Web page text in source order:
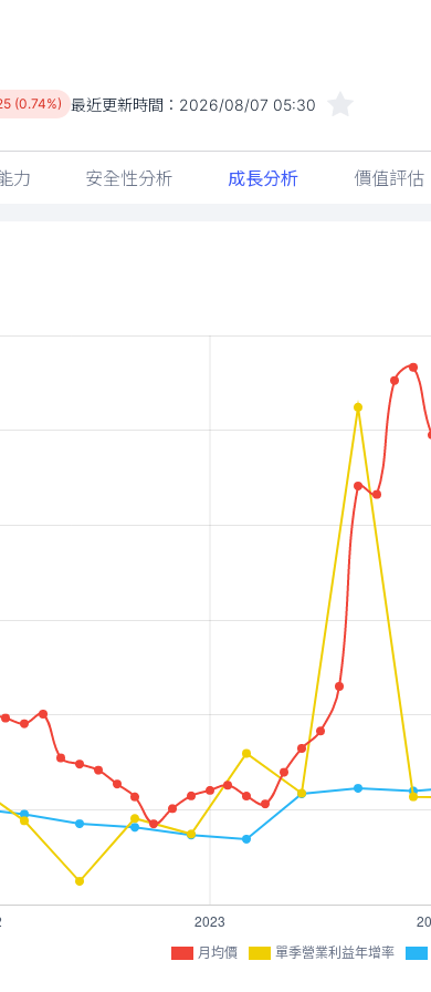
(0.74%) 最近更新時間： 2026/08/07 05:30
力 安全性分析 成長分析 價值評估
月均價 單季營業利益年增率